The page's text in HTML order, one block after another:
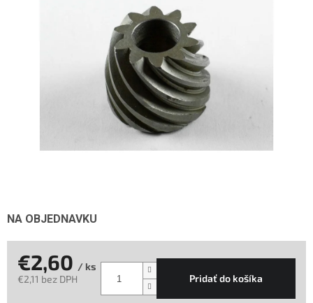
NA OBJEDNAVKU
€2,60 / ks
€2,11 bez DPH
Pridať do košíka